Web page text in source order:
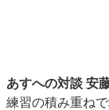
あすへの対談 安
練習の積み重ね